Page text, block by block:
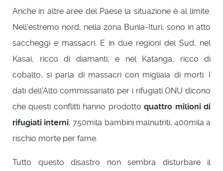
Anche in altre aree del Paese la situazione è al limite.
Nell'estremo nord, nella zona Bunia-Ituri, sono in atto
saccheggi e massacri. E in due regioni del Sud, nel
Kasai, ricco di diamanti, e nel Katanga, ricco di
cobalto, si parla di massacri con migliaia di morti. I
dati dell'Alto commissariato per i rifugiati ONU dicono
che questi conflitti hanno prodottoquattro milioni di
rifugiati interni, 750mila bambini malnutriti, 400mila a
rischio morte per fame.
Tutto questo disastro non sembra disturbare il